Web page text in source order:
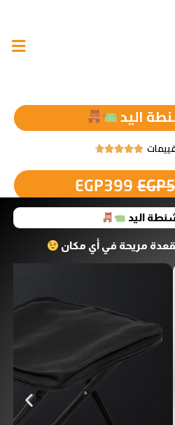
اليد





EGP
EGP399
اليد
مريحة في أي مكان